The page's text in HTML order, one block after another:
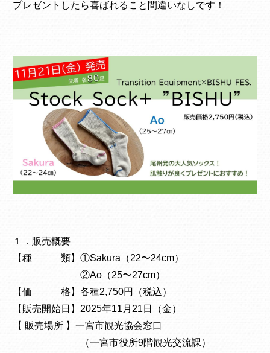
プレゼントしたら喜ばれること間違いなしです！
１．販売概要
【種 類】①Sakura（22〜24cm）
②Ao（25〜27cm）
【価 格】各種2,750円（税込）
【販売開始日】2025年11月21日（金）
【 販売場所 】一宮市観光協会窓口
（一宮市役所9階観光交流課）